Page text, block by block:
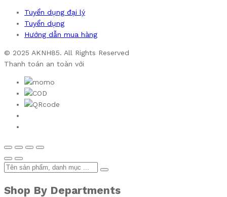
Tuyển dụng đại lý
Tuyển dụng
Hướng dẫn mua hàng
© 2025 AKNH85. All Rights Reserved
Thanh toán an toàn với
Shop By Departments